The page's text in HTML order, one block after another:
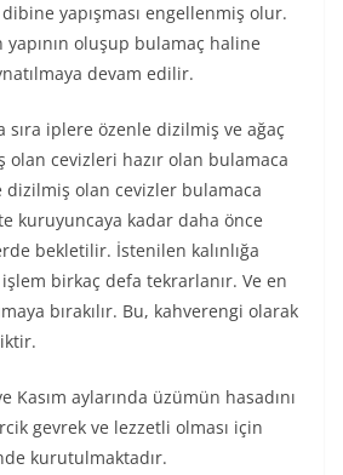
yapışması engellenmiş olur.
oluşup bulamaç haline
devam edilir.
sıra iplere özenle dizilmiş ve ağaç
olan cevizleri hazır olan bulamaca
dizilmiş olan cevizler bulamaca
kuruyuncaya kadar daha önce
bekletilir. İstenilen kalınlığa
birkaç defa tekrarlanır. Ve en
bırakılır. Bu, kahverengi olarak
Kasım aylarında üzümün hasadını
gevrek ve lezzetli olması için
kurutulmaktadır.